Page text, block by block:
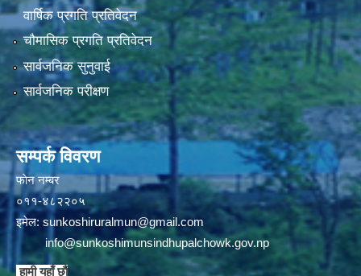
वार्षिक प्रगति प्रतिवेदन
चौमासिक प्रगति प्रतिवेदन
सार्वजनिक सुनुवाई
सार्वजनिक परीक्षण
सम्पर्क विवरण
फाेन न‌‍‍‍‌‌म्बर
०११-४८२२०५
इमेल: sunkoshiruralmun@gmail.com
info@sunkoshimunsindhupalchowk.gov.np
हामी यहाँ छाै‌ं